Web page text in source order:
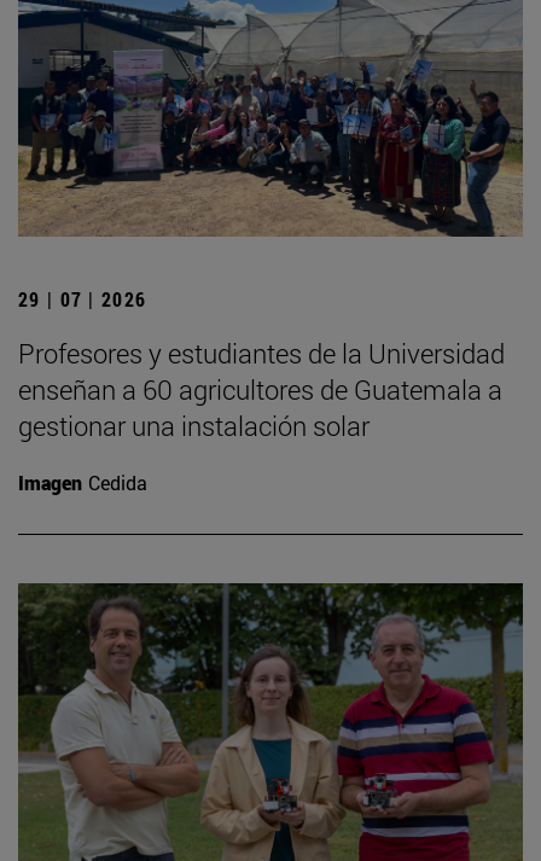
29 | 07 | 2026
Profesores y estudiantes de la Universidad
enseñan a 60 agricultores de Guatemala a
gestionar una instalación solar
Imagen Cedida